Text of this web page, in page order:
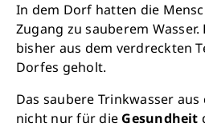
In dem Dorf hatten die
Zugang zu sauberem
bisher aus dem verdreckten
Dorfes geholt.
Das saubere Trinkwasser
nicht nur für die Gesundheit